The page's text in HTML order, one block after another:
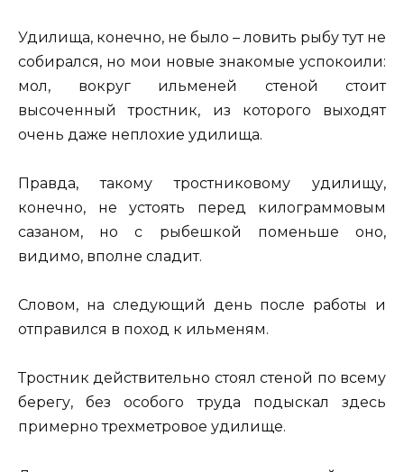
Удилища, конечно, не было – ловить рыбу тут не
собирался, но мои новые знакомые успокоили:
мол, вокруг ильменей стеной стоит
высоченный тростник, из которого выходят
очень даже неплохие удилища.
Правда, такому тростниковому удилищу,
конечно, не устоять перед килограммовым
сазаном, но с рыбешкой поменьше оно,
видимо, вполне сладит.
Словом, на следующий день после работы и
отправился в поход к ильменям.
Тростник действительно стоял стеной по всему
берегу, без особого труда подыскал здесь
примерно трехметровое удилище.